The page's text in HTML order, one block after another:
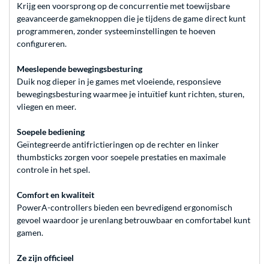
Krijg een voorsprong op de concurrentie met toewijsbare
geavanceerde gameknoppen die je tijdens de game direct kunt
programmeren, zonder systeeminstellingen te hoeven
configureren.
Meeslepende bewegingsbesturing
Duik nog dieper in je games met vloeiende, responsieve
bewegingsbesturing waarmee je intuïtief kunt richten, sturen,
vliegen en meer.
Soepele bediening
Geïntegreerde antifrictieringen op de rechter en linker
thumbsticks zorgen voor soepele prestaties en maximale
controle in het spel.
Comfort en kwaliteit
PowerA-controllers bieden een bevredigend ergonomisch
gevoel waardoor je urenlang betrouwbaar en comfortabel kunt
gamen.
Ze zijn officieel